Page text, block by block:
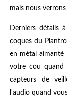
mais nous verrons
Derniers détails
coques du
en métal aimanté
votre cou quand
capteurs de
l'audio quand